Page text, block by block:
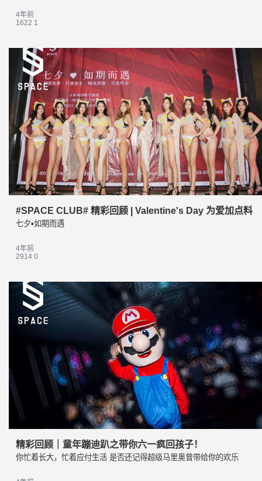
4年前
1622 1
#SPACE CLUB# 精彩回顾 | Valentine's Day 为爱加点料
七夕▪如期而遇
4年前
2914 0
精彩回顾｜童年蹦迪趴之带你六一疯回孩子！
你忙着长大，忙着应付生活 是否还记得超级马里奥曾带给你的欢乐